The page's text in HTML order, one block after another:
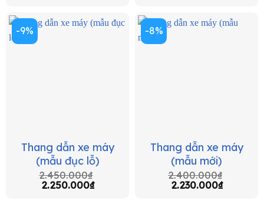
-9%
Thang dẫn xe máy
(mẫu đục lỗ)
2.450.000₫
2.250.000₫
-8%
Thang dẫn xe máy
(mẫu mới)
2.400.000₫
2.230.000₫